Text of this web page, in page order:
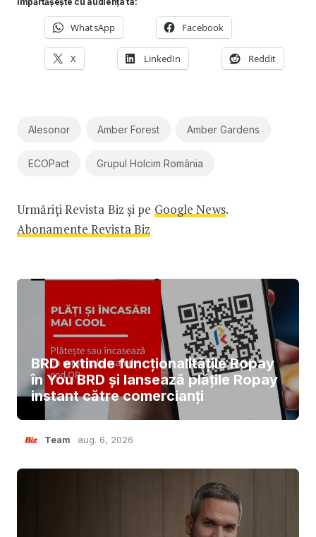
WhatsApp Facebook
X LinkedIn Reddit
Alesonor Amber Forest Amber Gardens
ECOPact Grupul Holcim România
Urmăriți Revista Biz și pe Google News.
Abonamente Revista Biz
BRD extinde funcționalitățile Ropay
în You BRD și lansează plățile Ropay
instant către comercianți
Team aug. 6, 2026